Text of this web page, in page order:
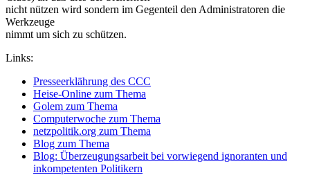
nicht nützen wird sondern im Gegenteil den Administratoren die
Werkzeuge
nimmt um sich zu schützen.
Links:
Presseerklährung des CCC
Heise-Online zum Thema
Golem zum Thema
Computerwoche zum Thema
netzpolitik.org zum Thema
Blog zum Thema
Blog: Überzeugungsarbeit bei vorwiegend ignoranten und
inkompetenten Politikern